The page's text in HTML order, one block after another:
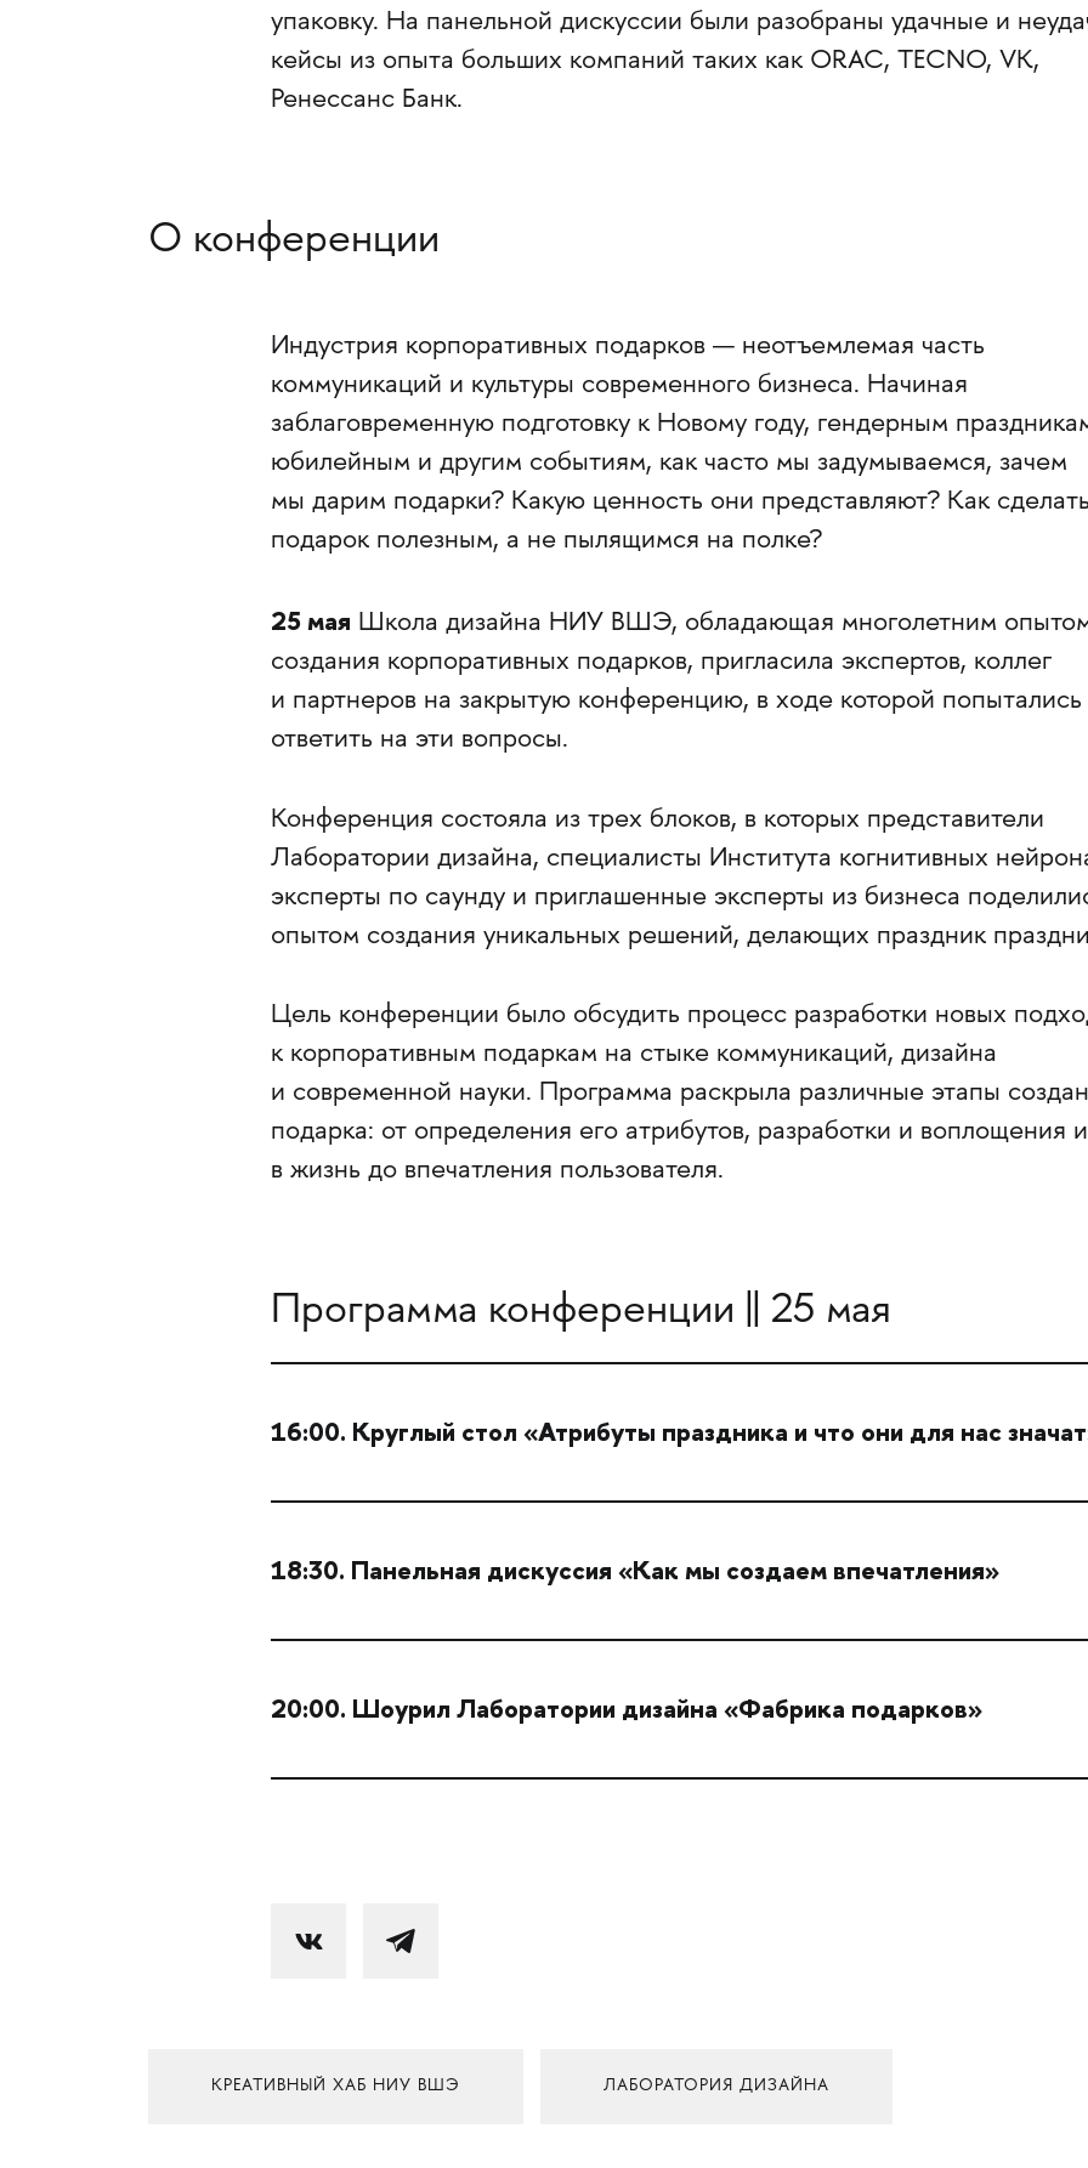
упаковку. На панельной дискуссии были разобраны удачные и
кейсы из опыта больших компаний таких как ORAC, TECNO, VK,
Ренессанс Банк.
О конференции
Индустрия корпоративных подарков — неотъемлемая часть
коммуникаций и культуры современного бизнеса. Начиная
заблаговременную подготовку к Новому году, гендерным
юбилейным и другим событиям, как часто мы задумываемся, зачем
мы дарим подарки? Какую ценность они представляют? Как сделать
подарок полезным, а не пылящимся на полке?
25 мая Школа дизайна НИУ ВШЭ, обладающая многолетним
создания корпоративных подарков, пригласила экспертов, коллег
и партнеров на закрытую конференцию, в ходе которой попытались
ответить на эти вопросы.
Конференция состояла из трех блоков, в которых представители
Лаборатории дизайна, специалисты Института когнитивных
эксперты по саунду и приглашенные эксперты из бизнеса
опытом создания уникальных решений, делающих праздник
Цель конференции было обсудить процесс разработки новых
к корпоративным подаркам на стыке коммуникаций, дизайна
и современной науки. Программа раскрыла различные этапы
подарка: от определения его атрибутов, разработки и воплощения
в жизнь до впечатления пользователя.
Программа конференции || 25 мая
16:00. Круглый стол «Атрибуты праздника и что они для нас
18:30. Панельная дискуссия «Как мы создаем впечатления»
20:00. Шоурил Лаборатории дизайна «Фабрика подарков»
КРЕАТИВНЫЙ ХАБ НИУ ВШЭ ЛАБОРАТОРИЯ ДИЗАЙНА